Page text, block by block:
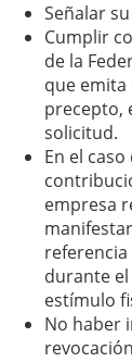
Señalar
Cumplir
de la
que
precepto,
solicitud.
En el
empresa
referencia
durante
estímulo
No haber